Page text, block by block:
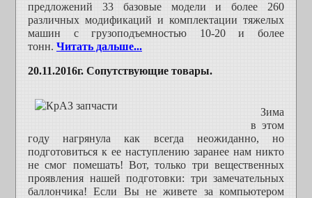
предложений 33 базовые модели и более 260
различных модификаций и комплектации тяжелых
машин с грузоподъемностью 10-20 и более
тонн. Читать дальше...
20.11.2016г. Сопутствующие товары.
Зима
в этом
году нагрянула как всегда неожиданно, но
подготовиться к ее наступлению заранее нам никто
не смог помешать! Вот, только три вещественных
проявления нашей подготовки: три замечательных
баллончика! Если Вы не живете за компьютером